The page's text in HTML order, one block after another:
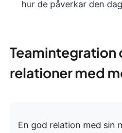
hur de påverkar den
Teamintegration
relationer med
En god relation med sin